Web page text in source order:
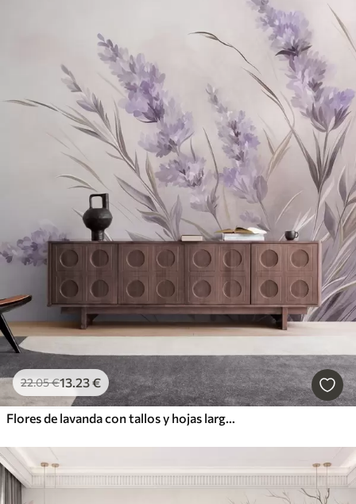
22.05€13 .23€